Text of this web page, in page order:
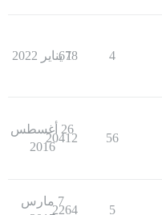
4
678
1 يناير 2022
56
20412
26 أغسطس
2016
5
2264
7 مارس